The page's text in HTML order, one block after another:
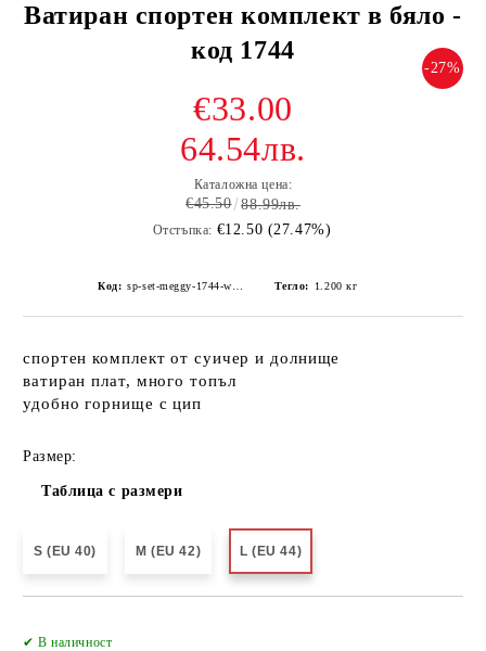
Ватиран спортен комплект в бяло -
код 1744
-27%
€33.00
64.54лв.
Каталожна цена:
€45.50 88.99лв.
Отстъпка: €12.50 (27.47%)
Код: Тегло: 1.200 кг
спортен комплект от суичер и долнище
ватиран плат, много топъл
удобно горнище с цип
Размер:
Таблица с размери
S (EU 40) M (EU 42) L (EU 44)
✔ В наличност